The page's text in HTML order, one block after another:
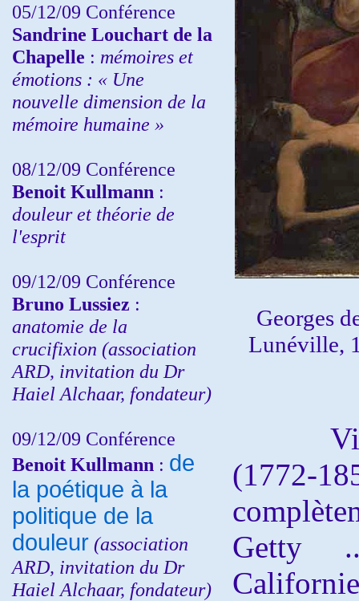
05/12/09 Conférence
Sandrine Louchart de la
Chapelle : mémoires et
émotions : « Une
nouvelle dimension de la
mémoire humaine »
08/12/09 Conférence
Benoit Kullmann :
douleur et théorie de
l'esprit
09/12/09 Conférence
Bruno Lussiez :
anatomie de la
crucifixion (association
ARD, invitation du Dr
Haiel Alchaar, fondateur)
09/12/09 Conférence
Benoit Kullmann : de
la poétique à la
politique de la
douleur (association
ARD, invitation du Dr
Haiel Alchaar, fondateur)
Georges
Lunéville,
Getty